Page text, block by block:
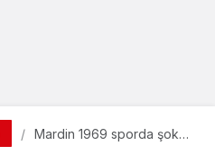
Mardin 1969 sporda şok